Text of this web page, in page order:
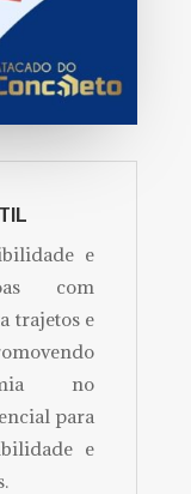
e
com
trajetos e
no
para
e